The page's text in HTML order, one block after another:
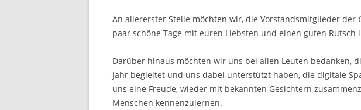
An allererster Stelle möchten wir, die Vorstandsmitglieder der
paar schöne Tage mit euren Liebsten und einen guten Rutsch
Darüber hinaus möchten wir uns bei allen Leuten bedanken,
Jahr begleitet und uns dabei unterstützt haben, die digitale
uns eine Freude, wieder mit bekannten Gesichtern
Menschen kennenzulernen.